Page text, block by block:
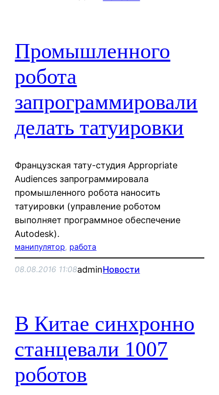
Промышленного
робота
запрограммировали
делать татуировки
Французская тату-студия Appropriate
Audiences запрограммировала
промышленного робота наносить
татуировки (управление роботом
выполняет программное обеспечение
Autodesk).
манипулятор, работа
08.08.2016 11:08adminНовости
В Китае синхронно
станцевали 1007
роботов